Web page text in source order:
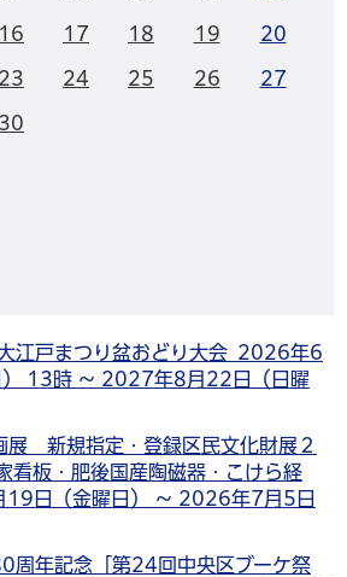
16 17 18 19 20
23 24 25 26 27
30
江戸まつり盆おどり大会 2026年6
） 13時 ～ 2027年8月22日（日曜
展 新規指定・登録区民文化財展２
看板・肥後国産陶磁器・こけら経
日（金曜日） ～ 2026年7月5日
周年記念「第24回中央区ブーケ祭